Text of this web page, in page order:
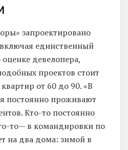
запроектировано
единственный
оценке девелопера,
проектов стоит
от 60 до 90. «В
постоянно проживают
Кто-то постоянно
то— в командировки по
на два дома: зимой в